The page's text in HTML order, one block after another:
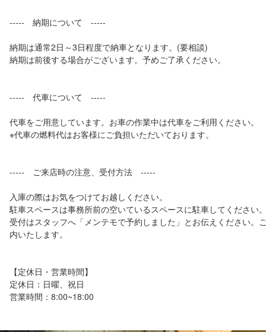
-----　納期について　-----
納期は通常2日～3日程度で納車となります。(要相談)
納期は前後する場合がございます。予めご了承ください。
-----　代車について　-----
代車をご用意しています。お車の作業中は代車をご利用ください。
※代車の燃料代はお客様にご負担いただいております。
-----　ご来店時の注意、受付方法　-----
入庫の際はお気をつけてお越しください。
駐車スペースは事務所前の空いているスペースに駐車してください
受付はスタッフへ「メンテモで予約しました」とお伝えください。
内いたします。
【定休日・営業時間】
定休日：日曜、祝日
営業時間：8:00~18:00